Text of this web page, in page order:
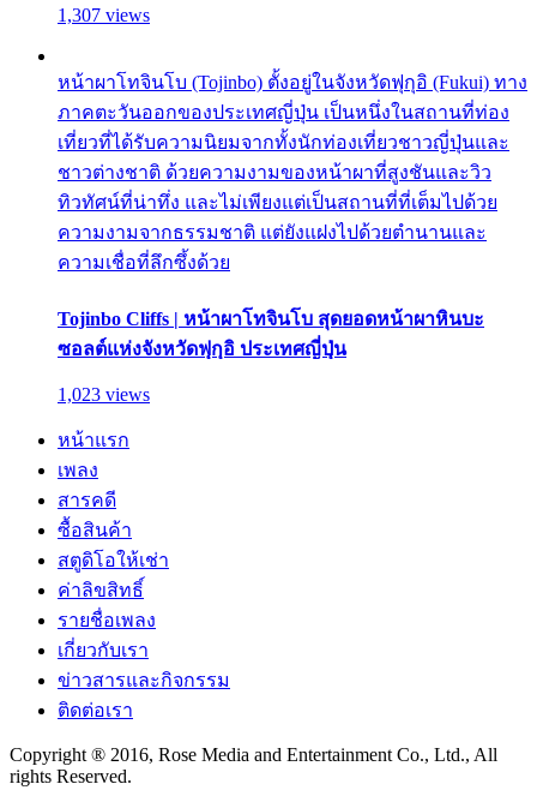
1,307 views
หน้าผาโทจินโบ (Tojinbo) ตั้งอยู่ในจังหวัดฟุกุอิ (Fukui) ทาง
ภาคตะวันออกของประเทศญี่ปุ่น เป็นหนึ่งในสถานที่ท่อง
เที่ยวที่ได้รับความนิยมจากทั้งนักท่องเที่ยวชาวญี่ปุ่นและ
ชาวต่างชาติ ด้วยความงามของหน้าผาที่สูงชันและวิว
ทิวทัศน์ที่น่าทึ่ง และไม่เพียงแต่เป็นสถานที่ที่เต็มไปด้วย
ความงามจากธรรมชาติ แต่ยังแฝงไปด้วยตำนานและ
ความเชื่อที่ลึกซึ้งด้วย
Tojinbo Cliffs | หน้าผาโทจินโบ สุดยอดหน้าผาหินบะ
ซอลต์แห่งจังหวัดฟุกุอิ ประเทศญี่ปุ่น
1,023 views
หน้าแรก
เพลง
สารคดี
ซื้อสินค้า
สตูดิโอให้เช่า
ค่าลิขสิทธิ์
รายชื่อเพลง
เกี่ยวกับเรา
ข่าวสารและกิจกรรม
ติดต่อเรา
Copyright ® 2016, Rose Media and Entertainment Co., Ltd., All
rights Reserved.